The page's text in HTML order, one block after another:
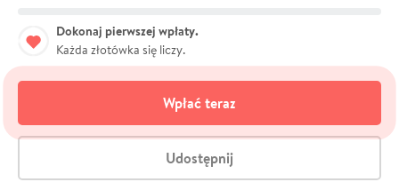
Dokonaj pierwszej wpłaty.
Każda złotówka się liczy.
Wpłać teraz
Udostępnij